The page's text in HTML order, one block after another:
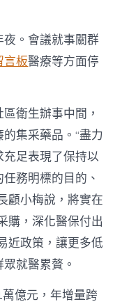
。會議就事關群
言板醫療等方面停
衛生辦事中間，
集采藥品。“盡力
足表現了保持以
務明標的目的、
顧小梅說，將實在
購，深化醫保付出
近政策，讓更多低
就醫累贅。
億元，年增量跨